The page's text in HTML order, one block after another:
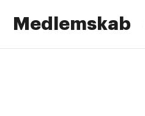
Medlemskab